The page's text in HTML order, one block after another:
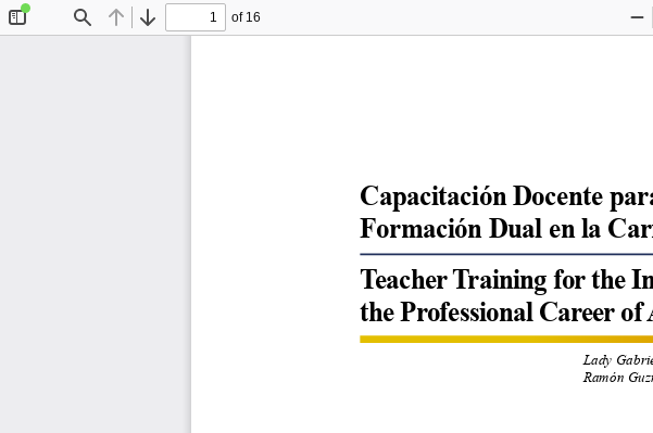
Find Previous
Next
of 16
Capacitación Docente
Formación Dual en la
Teacher Training for the
the Professional Career of
Lady
Ramón